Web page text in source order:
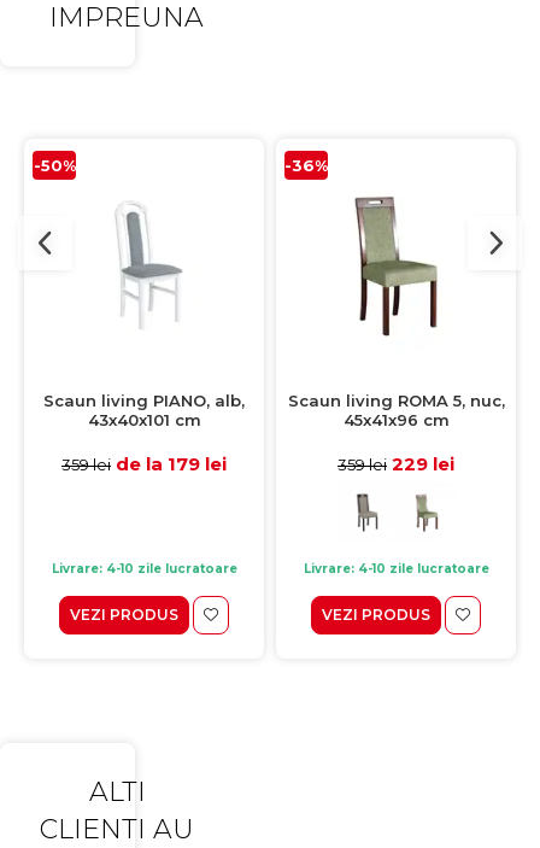
IMPREUNA
-50%
Scaun living PIANO, alb,
43x40x101 cm
359 lei de la 179 lei
Livrare: 4-10 zile lucratoare
VEZI PRODUS
-36%
Scaun living ROMA 5, nuc,
45x41x96 cm
359 lei 229 lei
Livrare: 4-10 zile lucratoare
VEZI PRODUS
ALTI
CLIENTI AU